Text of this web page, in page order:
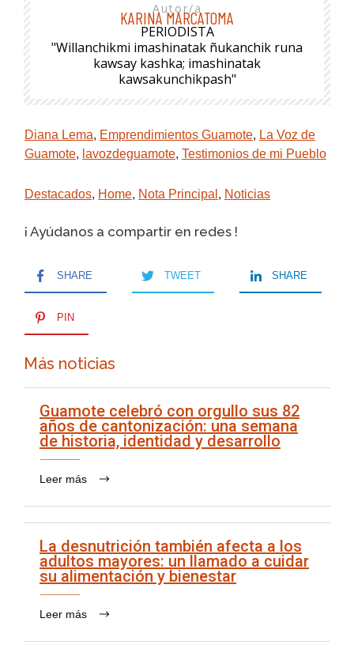
Autor/a
KARINA MARCATOMA
PERIODISTA
"Willanchikmi imashinatak ñukanchik runa
kawsay kashka; imashinatak
kawsakunchikpash"
Diana Lema, Emprendimientos Guamote, La Voz de
Guamote, lavozdeguamote, Testimonios de mi Pueblo
Destacados, Home, Nota Principal , Noticias
¡ Ayúdanos a compartir en redes !
SHARE TWEET SHARE
PIN
Más noticias
Guamote celebró con orgullo sus 82
años de cantonización: una semana
de historia, identidad y desarrollo
Leer más
La desnutrición también afecta a los
adultos mayores: un llamado a cuidar
su alimentación y bienestar
Leer más